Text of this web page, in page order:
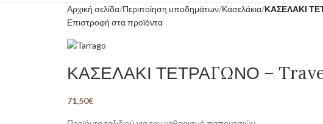
Αρχική σελίδα Περιποίηση υποδημάτων Κασελάκια ΚΑΣΕΛΑΚΙ
Επιστροφή στα προϊόντα
ΚΑΣΕΛΑΚΙ ΤΕΤΡΑΓΩΝΟ –
71,50€